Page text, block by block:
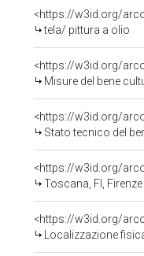
<https://w3id.org/
tela/ pittura a olio
<https://w3id.org/
Misure del bene
<https://w3id.org/
Stato tecnico del
<https://w3id.org/
Toscana, FI, Firenze
<https://w3id.org/
Localizzazione